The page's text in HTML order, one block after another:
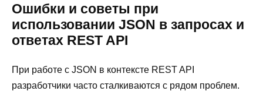
Ошибки и советы при
использовании JSON в запросах и
ответах REST API
При работе с JSON в контексте REST API
разработчики часто сталкиваются с рядом проблем.